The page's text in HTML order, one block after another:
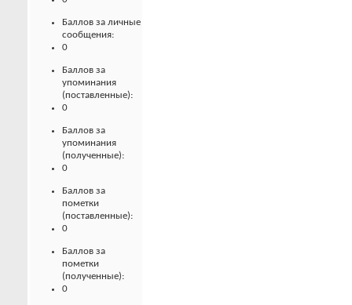
Баллов за личные
сообщения:
0
Баллов за
упоминания
(поставленные):
0
Баллов за
упоминания
(полученные):
0
Баллов за
пометки
(поставленные):
0
Баллов за
пометки
(полученные):
0